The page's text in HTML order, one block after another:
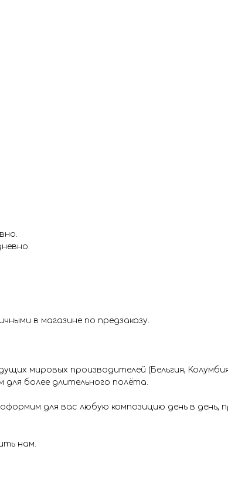
в магазине по предзаказу.
мировых производителей (Бельгия,
более длительного полёта.
для вас любую композицию день в день,
нам.